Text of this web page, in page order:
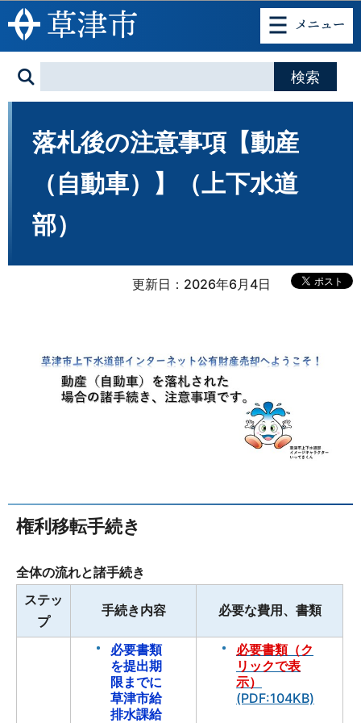
このページの本文へ移動
落札後の注意事項【動産
（自動車）】（上下水道
部）
更新日：2026年6月4日
権利移転手続き
全体の流れと諸手続き
ステッ
プ
手続き内容 必要な費用、書類
必要書類
を提出期
限までに
草津市給
排水課給
必要書類（ク
リックで表
示）
(PDF:104KB)